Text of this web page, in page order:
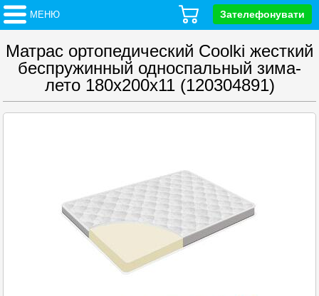
МЕНЮ Зателефонувати
Матрас ортопедический Coolki жесткий
беспружинный односпальный зима-
лето 180х200х11 (120304891)